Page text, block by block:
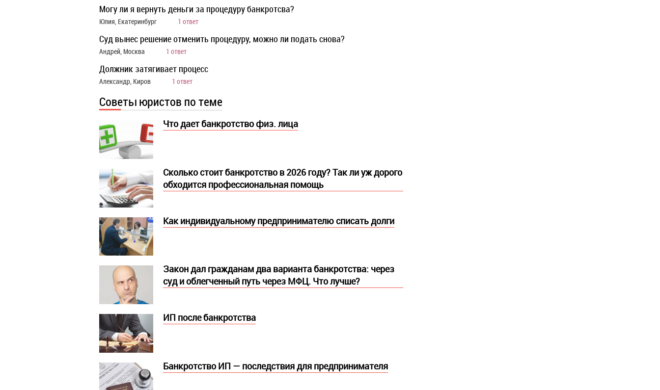
Могу ли я вернуть деньги за процедуру банкротсва?
Юлия, Екатеринбург 1 ответ
Суд вынес решение отменить процедуру, можно ли подать снова?
Андрей, Москва 1 ответ
Должник затягивает процесс
Александр, Киров 1 ответ
Советы юристов по теме
Что дает банкротство физ. лица
Сколько стоит банкротство в 2026 году? Так ли уж дорого
обходится профессиональная помощь
Как индивидуальному предпринимателю списать долги
Закон дал гражданам два варианта банкротства: через
суд и облегченный путь через МФЦ. Что лучше?
ИП после банкротства
Банкротство ИП — последствия для предпринимателя